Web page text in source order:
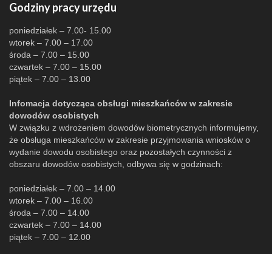
Godziny pracy urzędu
poniedziałek – 7.00- 15.00
wtorek – 7.00 – 17.00
środa – 7.00 – 15.00
czwartek – 7.00 – 15.00
piątek – 7.00 – 13.00
Infomacja dotycząca obsługi mieszkańców w zakresie
dowodów osobistych
W związku z wdrożeniem dowodów biometrycznych informujemy,
że obsługa mieszkańców w zakresie przyjmowania wniosków o
wydanie dowodu osobistego oraz pozostałych czynności z
obszaru dowodów osobistych, odbywa się w godzinach:
poniedziałek – 7.00 – 14.00
wtorek – 7.00 – 16.00
środa – 7.00 – 14.00
czwartek – 7.00 – 14.00
piątek – 7.00 – 12.00